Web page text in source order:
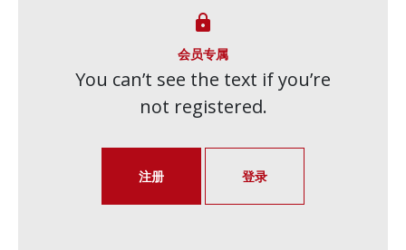

会员专属
You can’t see the text if you’re
not registered.
注册 登录